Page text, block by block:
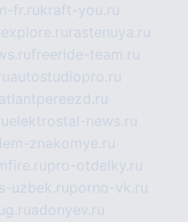
fr.rukraft-you.ru
rastenuya.ru
freeride-team.ru
autostudiopro.ru
atlantpereezd.ru
elektrostal-news.ru
znakomye.ru
pro-otdelky.ru
uzbek.ruporno-vk.ru
adonyev.ru